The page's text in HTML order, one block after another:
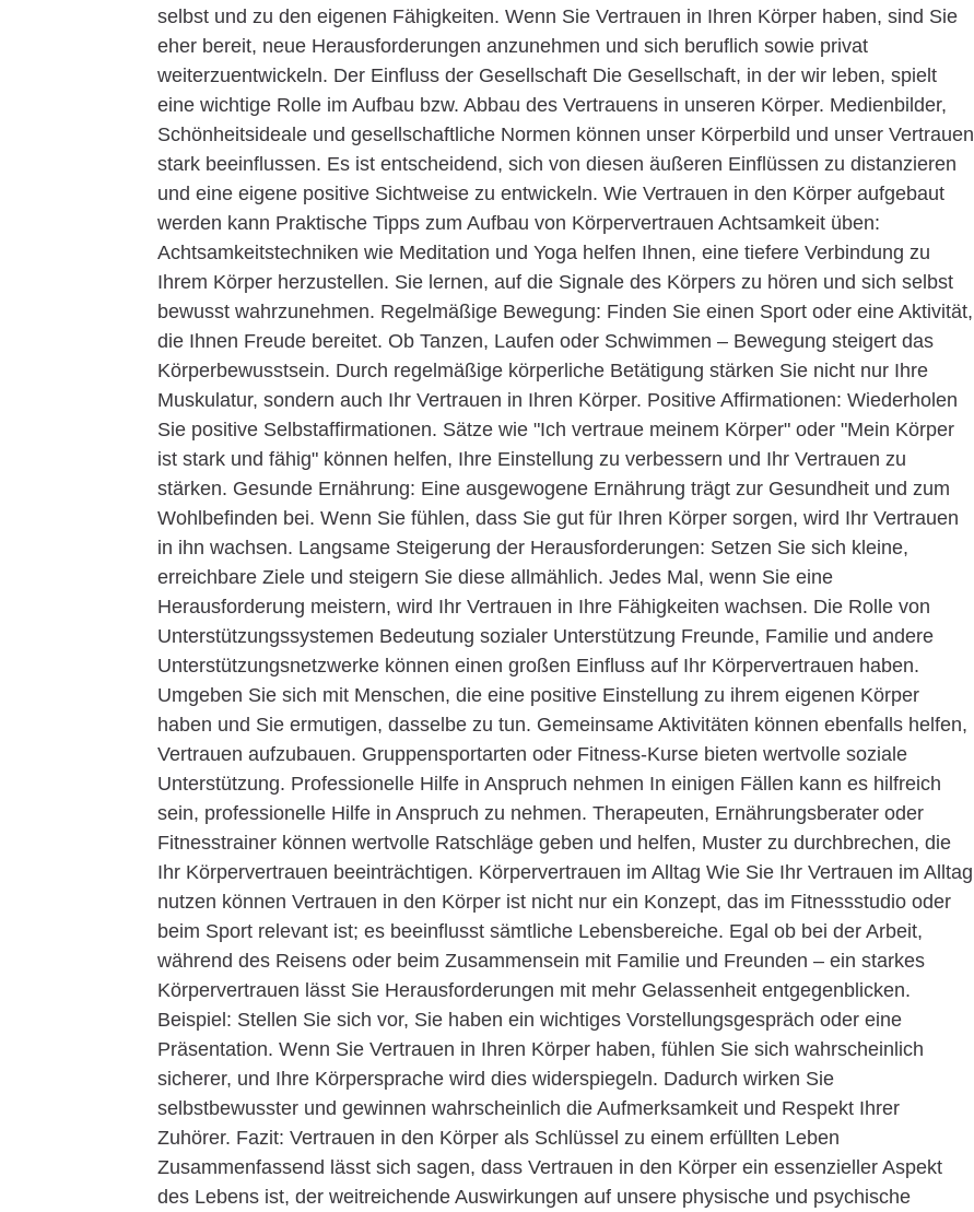
selbst und zu den eigenen Fähigkeiten. Wenn Sie Vertrauen in Ihren Körper haben, sind Sie
eher bereit, neue Herausforderungen anzunehmen und sich beruflich sowie privat
weiterzuentwickeln. Der Einfluss der Gesellschaft Die Gesellschaft, in der wir leben, spielt
eine wichtige Rolle im Aufbau bzw. Abbau des Vertrauens in unseren Körper. Medienbilder,
Schönheitsideale und gesellschaftliche Normen können unser Körperbild und unser Vertrauen
stark beeinflussen. Es ist entscheidend, sich von diesen äußeren Einflüssen zu distanzieren
und eine eigene positive Sichtweise zu entwickeln. Wie Vertrauen in den Körper aufgebaut
werden kann Praktische Tipps zum Aufbau von Körpervertrauen Achtsamkeit üben:
Achtsamkeitstechniken wie Meditation und Yoga helfen Ihnen, eine tiefere Verbindung zu
Ihrem Körper herzustellen. Sie lernen, auf die Signale des Körpers zu hören und sich selbst
bewusst wahrzunehmen. Regelmäßige Bewegung: Finden Sie einen Sport oder eine Aktivität,
die Ihnen Freude bereitet. Ob Tanzen, Laufen oder Schwimmen – Bewegung steigert das
Körperbewusstsein. Durch regelmäßige körperliche Betätigung stärken Sie nicht nur Ihre
Muskulatur, sondern auch Ihr Vertrauen in Ihren Körper. Positive Affirmationen: Wiederholen
Sie positive Selbstaffirmationen. Sätze wie "Ich vertraue meinem Körper" oder "Mein Körper
ist stark und fähig" können helfen, Ihre Einstellung zu verbessern und Ihr Vertrauen zu
stärken. Gesunde Ernährung: Eine ausgewogene Ernährung trägt zur Gesundheit und zum
Wohlbefinden bei. Wenn Sie fühlen, dass Sie gut für Ihren Körper sorgen, wird Ihr Vertrauen
in ihn wachsen. Langsame Steigerung der Herausforderungen: Setzen Sie sich kleine,
erreichbare Ziele und steigern Sie diese allmählich. Jedes Mal, wenn Sie eine
Herausforderung meistern, wird Ihr Vertrauen in Ihre Fähigkeiten wachsen. Die Rolle von
Unterstützungssystemen Bedeutung sozialer Unterstützung Freunde, Familie und andere
Unterstützungsnetzwerke können einen großen Einfluss auf Ihr Körpervertrauen haben.
Umgeben Sie sich mit Menschen, die eine positive Einstellung zu ihrem eigenen Körper
haben und Sie ermutigen, dasselbe zu tun. Gemeinsame Aktivitäten können ebenfalls helfen,
Vertrauen aufzubauen. Gruppensportarten oder Fitness-Kurse bieten wertvolle soziale
Unterstützung. Professionelle Hilfe in Anspruch nehmen In einigen Fällen kann es hilfreich
sein, professionelle Hilfe in Anspruch zu nehmen. Therapeuten, Ernährungsberater oder
Fitnesstrainer können wertvolle Ratschläge geben und helfen, Muster zu durchbrechen, die
Ihr Körpervertrauen beeinträchtigen. Körpervertrauen im Alltag Wie Sie Ihr Vertrauen im Alltag
nutzen können Vertrauen in den Körper ist nicht nur ein Konzept, das im Fitnessstudio oder
beim Sport relevant ist; es beeinflusst sämtliche Lebensbereiche. Egal ob bei der Arbeit,
während des Reisens oder beim Zusammensein mit Familie und Freunden – ein starkes
Körpervertrauen lässt Sie Herausforderungen mit mehr Gelassenheit entgegenblicken.
Beispiel: Stellen Sie sich vor, Sie haben ein wichtiges Vorstellungsgespräch oder eine
Präsentation. Wenn Sie Vertrauen in Ihren Körper haben, fühlen Sie sich wahrscheinlich
sicherer, und Ihre Körpersprache wird dies widerspiegeln. Dadurch wirken Sie
selbstbewusster und gewinnen wahrscheinlich die Aufmerksamkeit und Respekt Ihrer
Zuhörer. Fazit: Vertrauen in den Körper als Schlüssel zu einem erfüllten Leben
Zusammenfassend lässt sich sagen, dass Vertrauen in den Körper ein essenzieller Aspekt
des Lebens ist, der weitreichende Auswirkungen auf unsere physische und psychische